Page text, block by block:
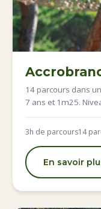
14 parcours dans
7 ans et 1m25.
3h de parcours14
En savoir